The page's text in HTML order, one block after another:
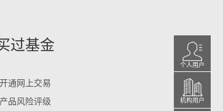
过基金
开通网上交易
产品风险评级
个人用户
机构用户